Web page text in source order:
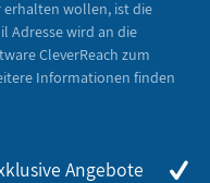
erhalten wollen, ist die
Adresse wird an die
CleverReach zum
Informationen finden
Angebote